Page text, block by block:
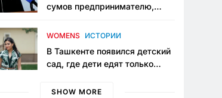
сумов предпринимателю,
тюрьме по незаконному
WOMENS ИСТОРИИ
В Ташкенте появился детский
сад, где дети едят только
мама, которая устала просить
SHOW MORE